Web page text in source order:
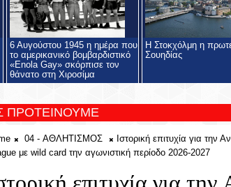
6 Αυγούστου 1945 η ημέρα που
το αμερικανικό βομβαρδιστικό
«Enola Gay» σκόρπισε τον
θάνατο στη Χιροσίμα
Η Στοκχόλμη η
Σουηδίας
ΠΡΟΤΕΙΝΟΥΜΕ
04 - ΑΘΛΗΤΙΣΜΟΣ
Ιστορική επιτυχία για
με wild card την αγωνιστική περίοδο 2026-2027